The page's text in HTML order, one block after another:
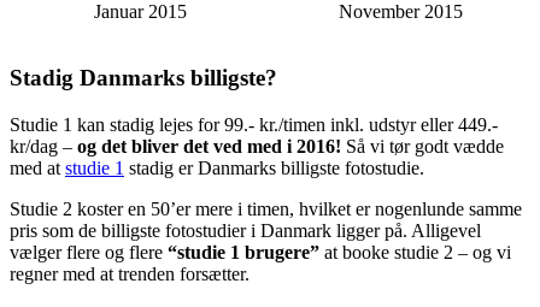
Januar 2015 November 2015
Stadig Danmarks billigste?
Studie 1 kan stadig lejes for 99.- kr./timen inkl. udstyr eller 449.-
kr/dag – og det bliver det ved med i 2016! Så vi tør godt vædde
med at studie 1 stadig er Danmarks billigste fotostudie.
Studie 2 koster en 50’er mere i timen, hvilket er nogenlunde samme
pris som de billigste fotostudier i Danmark ligger på. Alligevel
vælger flere og flere “studie 1 brugere” at booke studie 2 – og vi
regner med at trenden forsætter.